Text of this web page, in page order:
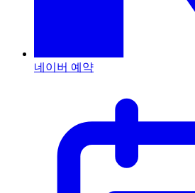
네이버 예약